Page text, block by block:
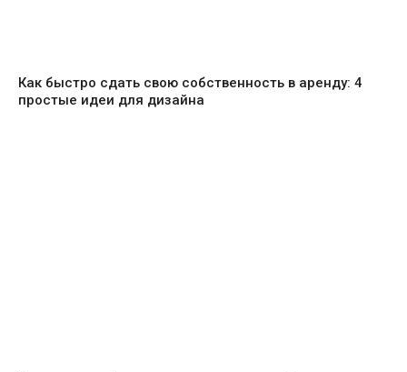
Как быстро сдать свою собственность в аренду: 4
простые идеи для дизайна